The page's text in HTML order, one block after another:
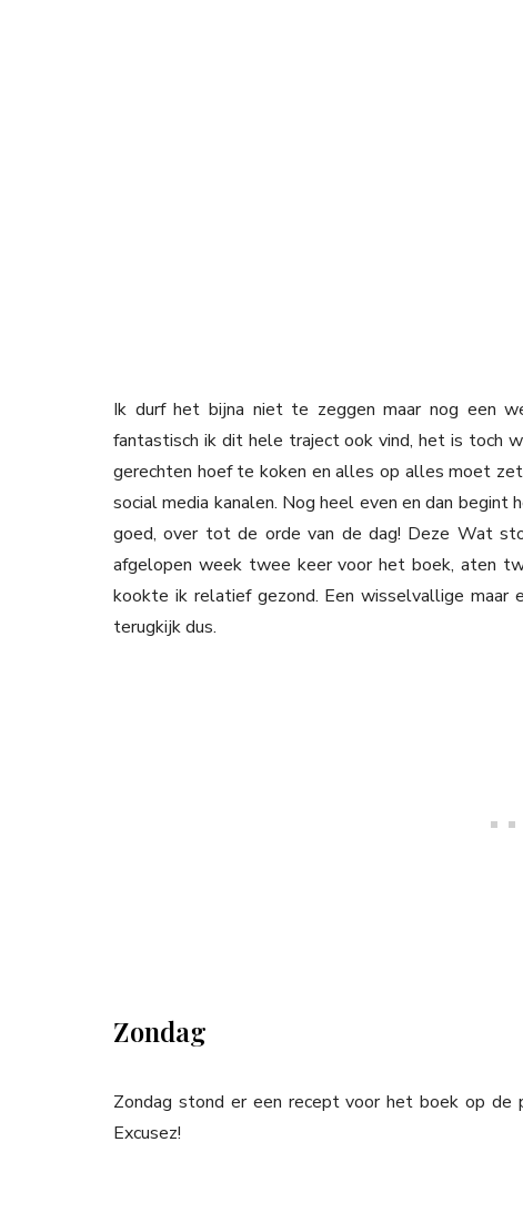
Ik durf het bijna niet te zeggen maar nog een
fantastisch ik dit hele traject ook vind, het is toch
gerechten hoef te koken en alles op alles moet
social media kanalen. Nog heel even en dan
goed, over tot de orde van de dag! Deze Wat
afgelopen week twee keer voor het boek, aten
kookte ik relatief gezond. Een wisselvallige
terugkijk dus.
Zondag
Zondag stond er een recept voor het boek op
Excusez!